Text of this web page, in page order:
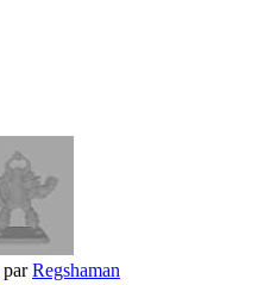
parRegshaman